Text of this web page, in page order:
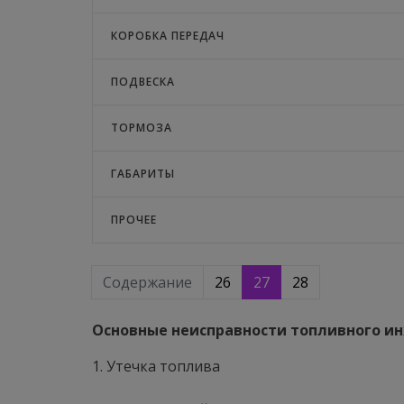
КОРОБКА ПЕРЕДАЧ
ПОДВЕСКА
ТОРМОЗА
ГАБАРИТЫ
ПРОЧЕЕ
Содержание 26 27 28
Основные неисправности топливного
1. Утечка топлива